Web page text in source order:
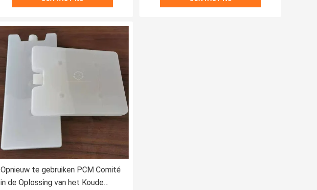
Opnieuw te gebruiken PCM Comité
in de Oplossing van het Koude